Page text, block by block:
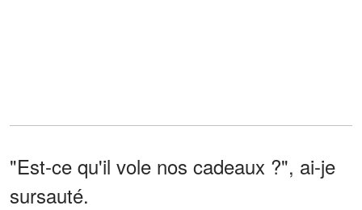
"Est-ce qu'il vole nos cadeaux ?", ai-je
sursauté.